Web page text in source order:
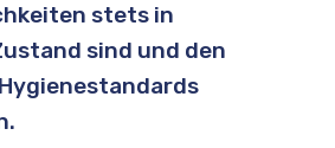
stets in
sind und den